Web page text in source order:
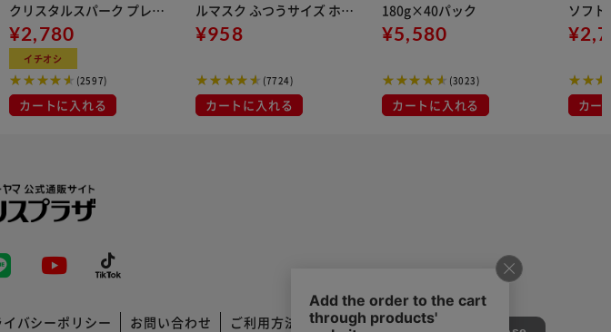
クリスタルスパーク プレー
ン 500ml
¥2,780
イチオシ
(2597)
カートに入れる
ルマスク ふつうサイズ ホワ
イト 大容量 DISPOSABLE
布
¥958
(7724)
カートに入れる
180g×40パック
¥5,580
(3023)
カートに入れる
ソフ
組) 5
カー
バシーポリシー お問い合わせ ご利用方法 ご利用規約